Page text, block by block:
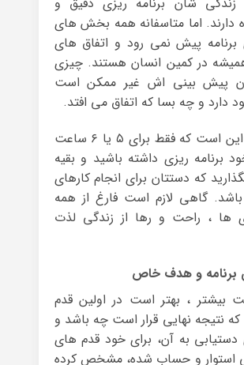
اما متاسفانه همه بخش های
برنامه پیش نمی رود و اتفاق های
در کمین انسان هستند. چیزی
پیش بینی اش غیر ممکن است
دارد و چه بسا که اتفاق می افتد.
بهترین کار این است که فقط برای ۵ یا ۶ ساعت
برنامه ریزی داشته باشید و بقیه
که دستتان برای انجام کارهای
باشد. گاهی لازم است فارغ از همه
ها ، راحت و رها از زندگی لذت
بیشتر ، بهتر است در اولین قدم
که نتیجه نهایی قرار است چه باشد و
به آن، برای خود قدم های
استوار و حساب شده، مشخص کرده